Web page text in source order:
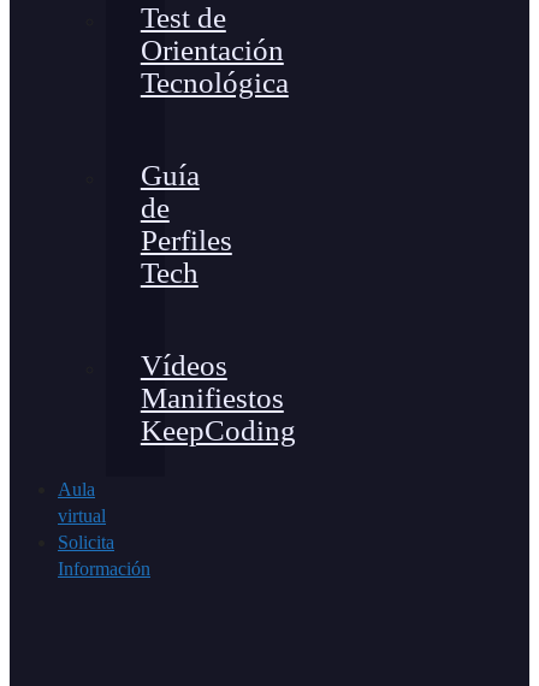
Test de
Orientación
Tecnológica
Guía
de
Perfiles
Tech
Vídeos
Manifiestos
KeepCoding
Aula
virtual
Solicita
Información